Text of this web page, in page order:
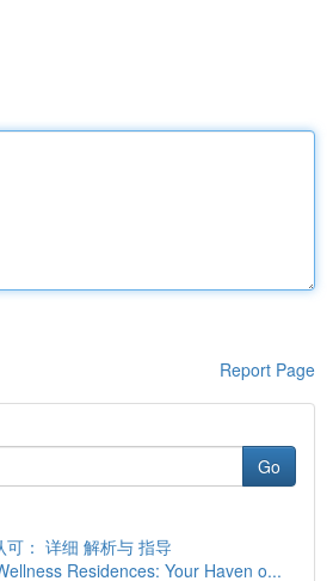
Report Page
Go
可： 详细 解析与 指导
Residences: Your Haven o...